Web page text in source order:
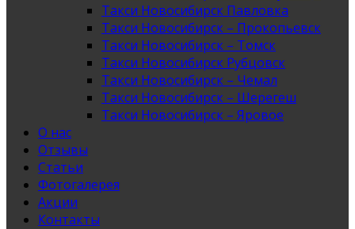
Такси Новосибирск Павловка
Такси Новосибирск – Прокопьевск
Такси Новосибирск – Томск
Такси Новосибирск Рубцовск
Такси Новосибирск – Чемал
Такси Новосибирск – Шерегеш
Такси Новосибирск – Яровое
О нас
Отзывы
Статьи
Фотогалерея
Акции
Контакты